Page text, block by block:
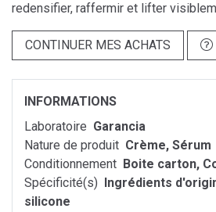
redensifier, raffermir et lifter
CONTINUER MES ACHATS
INFORMATIONS
Laboratoire Garancia
Nature de produit Crème, Sérum
Conditionnement Boite carton,
Spécificité(s) Ingrédients
silicone